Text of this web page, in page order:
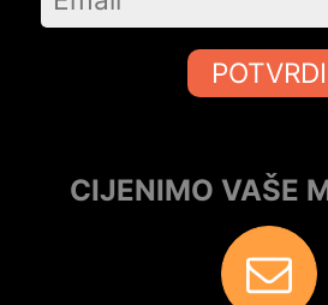
POTVRDI
CIJENIMO VAŠE